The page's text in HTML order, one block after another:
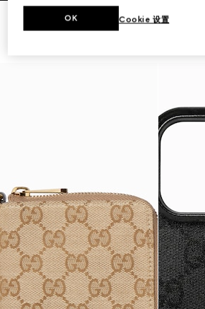
适配iPhone 17的保护套
Cookie 设置
OK